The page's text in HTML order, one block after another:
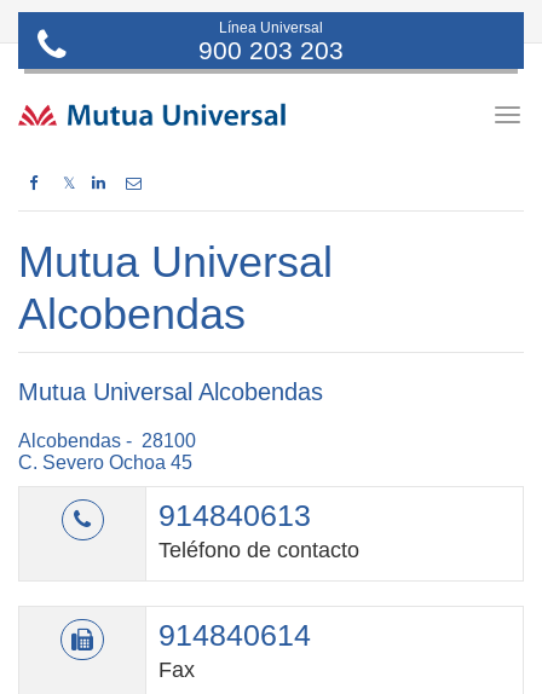
Línea Universal
900 203 203
𝕏
Mutua Universal
Alcobendas
Mutua Universal Alcobendas
Alcobendas - 28100
C. Severo Ochoa 45
914840613
Teléfono de contacto
914840614
Fax